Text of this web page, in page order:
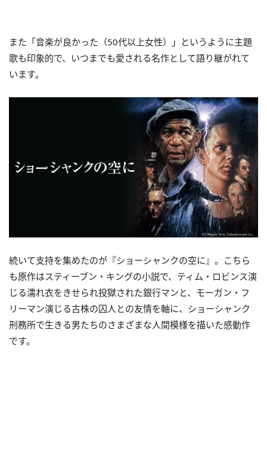
また「音楽が良かった（50代以上女性）」というように主題
歌も印象的で、いつまでも愛される名作として語り継がれて
います。
続いて支持を集めたのが『ショーシャンクの空に』。こちら
も原作はスティーブン・キングの小説で、ティム・ロビンス演
じる濡れ衣をきせられ投獄された銀行マンと、モーガン・フ
リーマン演じる古株の囚人との友情を軸に、ショーシャンク
刑務所で生きる男たちのさまざまな人間模様を描いた感動作
です。